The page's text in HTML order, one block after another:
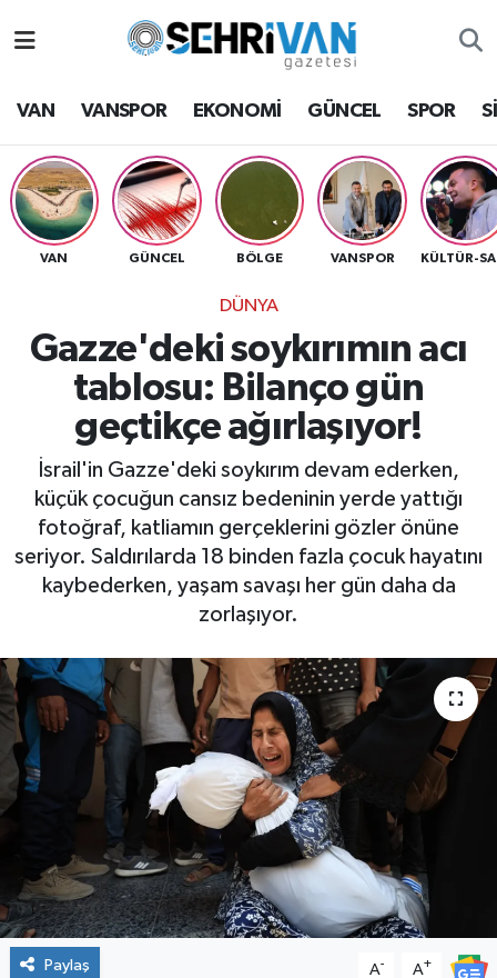
VAN VANSPOR EKONOMİ GÜNCEL SPOR
VAN GÜNCEL BÖLGE VANSPOR
DÜNYA
Gazze'deki soykırımın acı
tablosu: Bilanço gün
geçtikçe ağırlaşıyor!
İsrail'in Gazze'deki soykırım devam ederken,
küçük çocuğun cansız bedeninin yerde yattığı
fotoğraf, katliamın gerçeklerini gözler önüne
seriyor. Saldırılarda 18 binden fazla çocuk hayatını
kaybederken, yaşam savaşı her gün daha da
zorlaşıyor.
Paylaş A- A+
Van Hava Durumu
VAN Namaz Vakitleri
Van Trafik Yoğunluk Haritası
Süper Lig Puan Durumu ve Fikstür
Tüm Manşetler
Son Dakika Haberleri
Haber Arşivi